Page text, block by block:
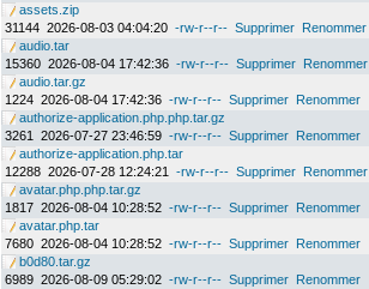
assets.zip
31144 2026-08-03 04:04:20 -rw-r--r-- Supprimer Renommer
audio.tar
15360 2026-08-04 17:42:36 -rw-r--r-- Supprimer Renommer
audio.tar.gz
1224 2026-08-04 17:42:36 -rw-r--r-- Supprimer Renommer
authorize-application.php.php.tar.gz
3261
2026-07-27 23:46:59 -rw-r--r-- Supprimer Renommer
authorize-application.php.tar
12288 2026-07-28 12:24:21 -rw-r--r-- Supprimer Renommer
avatar.php.php.tar.gz
1817 2026-08-04 10:28:52 -rw-r--r-- Supprimer Renommer
avatar.php.tar
7680 2026-08-04 10:28:52 -rw-r--r-- Supprimer Renommer
b0d80.tar.gz
6989 2026-08-09 05:29:02 -rw-r--r-- Supprimer Renommer